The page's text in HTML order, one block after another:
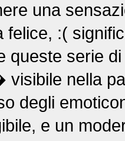
una
felice, :(
queste serie
nella
degli
e un